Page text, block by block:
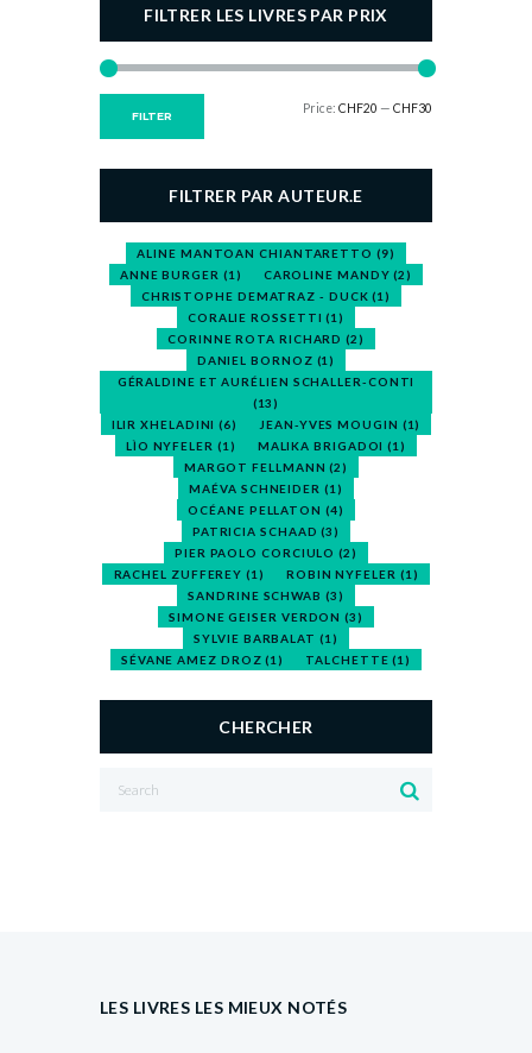
FILTRER LES LIVRES PAR PRIX
FILTER
Price: CHF20 — CHF30
FILTRER PAR AUTEUR.E
ALINE MANTOAN CHIANTARETTO (9)
ANNE BURGER (1) CAROLINE MANDY (2)
CHRISTOPHE DEMATRAZ - DUCK (1)
CORALIE ROSSETTI (1)
CORINNE ROTA RICHARD (2)
DANIEL BORNOZ (1)
GÉRALDINE ET AURÉLIEN SCHALLER-CONTI
(13)
ILIR XHELADINI (6) JEAN-YVES MOUGIN (1)
LÌO NYFELER (1) MALIKA BRIGADOI (1)
MARGOT FELLMANN (2)
MAÉVA SCHNEIDER (1)
OCÉANE PELLATON (4)
PATRICIA SCHAAD (3)
PIER PAOLO CORCIULO (2)
RACHEL ZUFFEREY (1) ROBIN NYFELER (1)
SANDRINE SCHWAB (3)
SIMONE GEISER VERDON (3)
SYLVIE BARBALAT (1)
SÉVANE AMEZ DROZ (1) TALCHETTE (1)
CHERCHER
LES LIVRES LES MIEUX NOTÉS